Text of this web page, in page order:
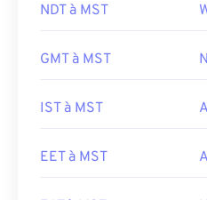
NDT à MST
GMT à MST
IST à MST
EET à MST